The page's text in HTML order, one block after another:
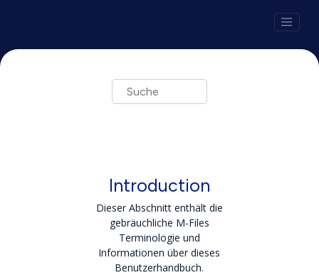
Introduction
Dieser Abschnitt enthält die
gebräuchliche M-Files
Terminologie und
Informationen über dieses
Benutzerhandbuch.